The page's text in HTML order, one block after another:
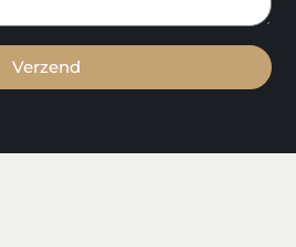
Verzend